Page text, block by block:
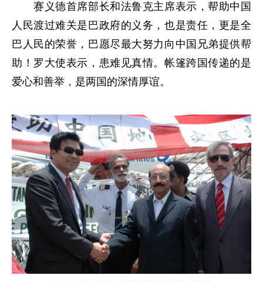
赛义德首席部长和法鲁克主席表示，帮助中国
人民渡过难关是巴政府的义务，也是责任，更是全
巴人民的荣誉，巴愿尽最大努力向中国兄弟提供帮
助！罗大使表示，患难见真情。帐篷跨国传递的是
爱心和善举，是两国的深情厚谊。